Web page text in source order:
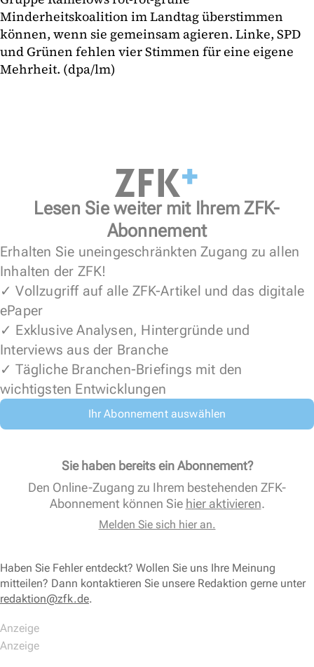
Minderheitskoalition im Landtag überstimmen
können, wenn sie gemeinsam agieren. Linke, SPD
und Grünen fehlen vier Stimmen für eine eigene
Mehrheit. (dpa/lm)
Lesen Sie weiter mit Ihrem ZFK-
Abonnement
Erhalten Sie uneingeschränkten Zugang zu allen
Inhalten der ZFK!
✓ Vollzugriff auf alle ZFK-Artikel und das digitale
ePaper
✓ Exklusive Analysen, Hintergründe und
Interviews aus der Branche
✓ Tägliche Branchen-Briefings mit den
wichtigsten Entwicklungen
Ihr Abonnement auswählen
Sie haben bereits ein Abonnement?
Den Online-Zugang zu Ihrem bestehenden ZFK-
Abonnement können Sie hier aktivieren.
Melden Sie sich hier an.
Haben Sie Fehler entdeckt? Wollen Sie uns Ihre Meinung
mitteilen? Dann kontaktieren Sie unsere Redaktion gerne unter
redaktion@zfk.de.